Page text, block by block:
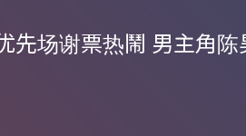
先场谢票热鬧 男主角陈